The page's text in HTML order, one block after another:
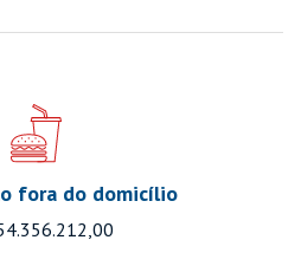
fora do domicílio